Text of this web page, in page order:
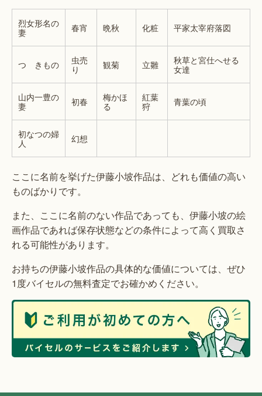
烈女形名の
妻
春宵 晩秋 化粧 平家太宰府落図
つゞきもの
虫売
り
観菊 立雛
秋草と宮仕へせる
女達
山内一豊の
妻
初春
梅かほ
る
紅葉
狩
青葉の頃
初なつの婦
人
幻想
ここに名前を挙げた伊藤小坡作品は、どれも価値の高い
ものばかりです。
また、ここに名前のない作品であっても、伊藤小坡の絵
画作品であれば保存状態などの条件によって高く買取さ
れる可能性があります。
お持ちの伊藤小坡作品の具体的な価値については、ぜひ
1度バイセルの無料査定でお確かめください。